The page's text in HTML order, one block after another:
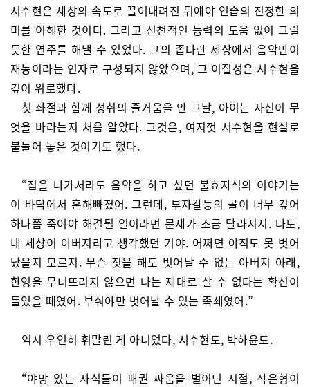
서수현은 세상의 속도로 끌어내려진 뒤에야 연습의 진정한 의
미를 이해한 것이다. 그리고 선천적인 능력의 도움 없이 그럴
듯한 연주를 해낼 수 있었다. 그의 좁다란 세상에서 음악만이
재능이라는 인자로 구성되지 않았으며, 그 이질성은 서수현을
깊이 위로했다.
첫 좌절과 함께 성취의 즐거움을 안 그날, 아이는 자신이 무
엇을 바라는지 처음 알았다. 그것은, 여지껏 서수현을 현실로
붙들어 놓은 것이기도 했다.
“집을 나가서라도 음악을 하고 싶던 불효자식의 이야기는
이 바닥에서 흔해빠졌어. 그런데, 부자갈등의 골이 너무 깊어
하나쯤 죽어야 해결될 일이라면 문제가 조금 달라지지. 나도,
내 세상이 아버지라고 생각했던 거야. 어쩌면 아직도 못 벗어
났을지 모르지. 무슨 짓을 해도 벗어날 수 없는 아버지 아래,
한영을 무너뜨리지 않으면 나는 제대로 살 수 없다는 확신이
들었을 때였어. 부숴야만 벗어날 수 있는 족쇄였어.”
역시 우연히 휘말린 게 아니었다, 서수현도, 박하윤도.
“야망 있는 자식들이 패권 싸움을 벌이던 시절, 작은형이